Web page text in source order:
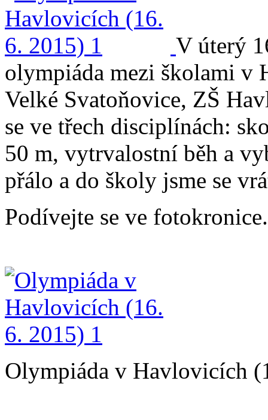
V úterý
olympiáda mezi školami v
Velké Svatoňovice, ZŠ
se ve třech disciplínách:
50 m, vytrvalostní běh a
přálo a do školy jsme se
Podívejte se ve fotokronice.
Olympiáda v Havlovicích